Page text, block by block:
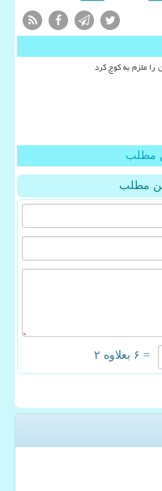
را ملزم به کوچ کرد
مطلب
مطلب
= ۶ بعلاوه ۲